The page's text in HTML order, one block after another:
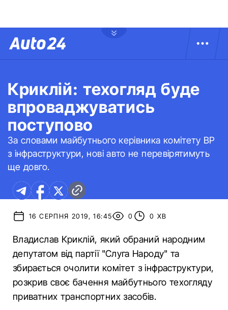
Криклій: техогляд буде
впроваджуватись
поступово
За словами майбутнього керівника комітету ВР
з інфраструктури, нові авто не перевірятимуть
ще довго.
16 СЕРПНЯ 2019, 16:45 0 0 ХВ
Владислав Криклій, який обраний народним
депутатом від партії "Слуга Народу" та
збирається очолити комітет з інфраструктури,
розкрив своє бачення майбутнього техогляду
приватних транспортних засобів.